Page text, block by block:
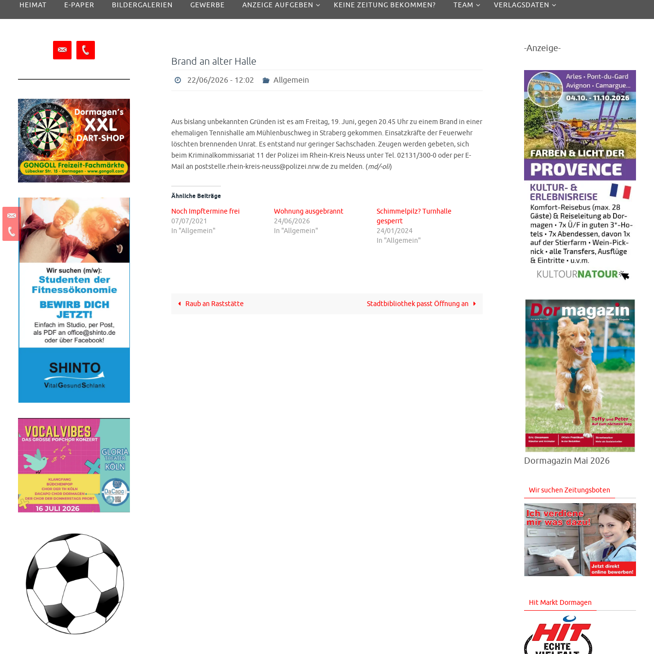
springen
HEIMAT E-PAPER BILDERGALERIEN GEWERBE ANZEIGE AUFGEBEN KEINE ZEITUNG BEKOMMEN? TEAM VERLAGSDATEN
Brand an alter Halle
22/06/2026 - 12:02 Allgemein
Aus bislang unbekannten Gründen ist es am Freitag, 19. Juni, gegen 20.45 Uhr zu einem Brand in einer
ehemaligen Tennishalle am Mühlenbuschweg in Straberg gekommen. Einsatzkräfte der Feuerwehr
löschten brennenden Unrat. Es entstand nur geringer Sachschaden. Zeugen werden gebeten, sich
beim Kriminalkommissariat 11 der Polizei im Rhein-Kreis Neuss unter Tel. 02131/300-0 oder per E-
Mail an poststelle.rhein-kreis-neuss@polizei.nrw.de zu melden. (md/-oli)
Ähnliche Beiträge
Noch Impftermine frei
07/07/2021
In "Allgemein"
Wohnung ausgebrannt
24/06/2026
In "Allgemein"
Schimmelpilz? Turnhalle
gesperrt
24/01/2024
In "Allgemein"
Raub an Raststätte Stadtbibliothek passt Öffnung an
-Anzeige-
Dormagazin Mai 2026
Wir suchen Zeitungsboten
Hit Markt Dormagen